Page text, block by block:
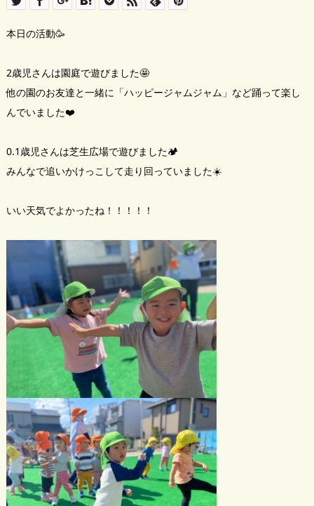
本日の活動🥳
2歳児さんは園庭で遊びました🤩
他の園のお友達と一緒に「ハッピージャムジャム」など踊って楽し
んでいました❤️
0.1歳児さんは芝生広場で遊びました🏕
みんなで追いかけっこして走り回っていました☀️
いい天気でよかったね！！！！！